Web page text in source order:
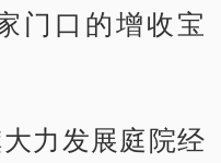
门口的增收宝
力发展庭院经